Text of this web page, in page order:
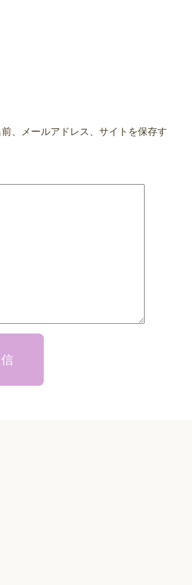
、メールアドレス、サイトを保存す